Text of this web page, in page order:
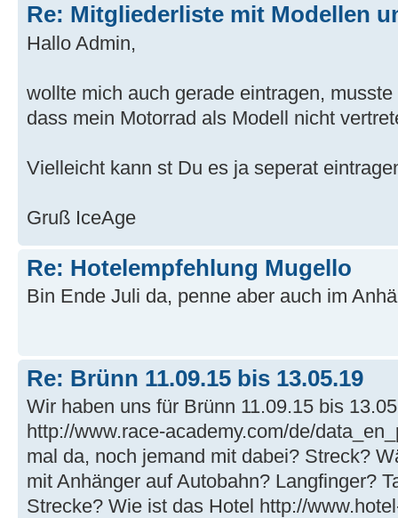
Re: Mitgliederliste mit Modellen
Hallo Admin,
wollte mich auch gerade eintragen,
dass mein Motorrad als Modell nicht
Vielleicht kann st Du es ja seperat
Gruß IceAge
Re: Hotelempfehlung Mugello
Bin Ende Juli da, penne aber auch im
Re: Brünn 11.09.15 bis 13.05.19
Wir haben uns für Brünn 11.09.15 bis
http://www.race-academy.com/de/
mal da, noch jemand mit dabei? Streck?
mit Anhänger auf Autobahn? Langfinger?
Strecke? Wie ist das Hotel http://